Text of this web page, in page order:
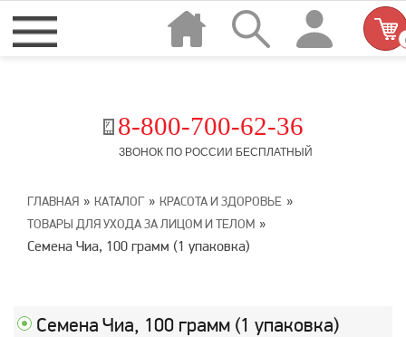
8-800-700-62-36
ЗВОНОК ПО РОССИИ БЕСПЛАТНЫЙ
ГЛАВНАЯ » КАТАЛОГ » КРАСОТА И ЗДОРОВЬЕ »
ТОВАРЫ ДЛЯ УХОДА ЗА ЛИЦОМ И ТЕЛОМ »
Семена Чиа, 100 грамм (1 упаковка)
Семена Чиа, 100 грамм (1 упаковка)